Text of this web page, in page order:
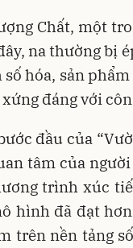
Chất, một
na thường bị
hóa, sản
đáng với
đầu của
tâm của
trình xúc
hình đã đạt
trên nền tảng